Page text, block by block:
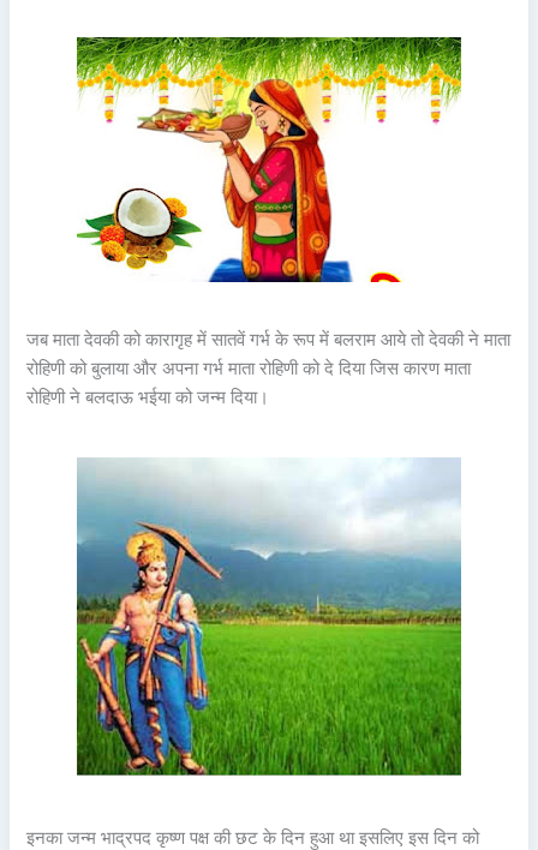
जब माता देवकी को कारागृह में सातवें गर्भ के रूप में बलराम आये तो देवकी ने माता
रोहिणी को बुलाया और अपना गर्भ माता रोहिणी को दे दिया जिस कारण माता
रोहिणी ने बलदाऊ भईया को जन्म दिया।
इनका जन्म भाद्रपद कृष्ण पक्ष की छट के दिन हुआ था इसलिए इस दिन को